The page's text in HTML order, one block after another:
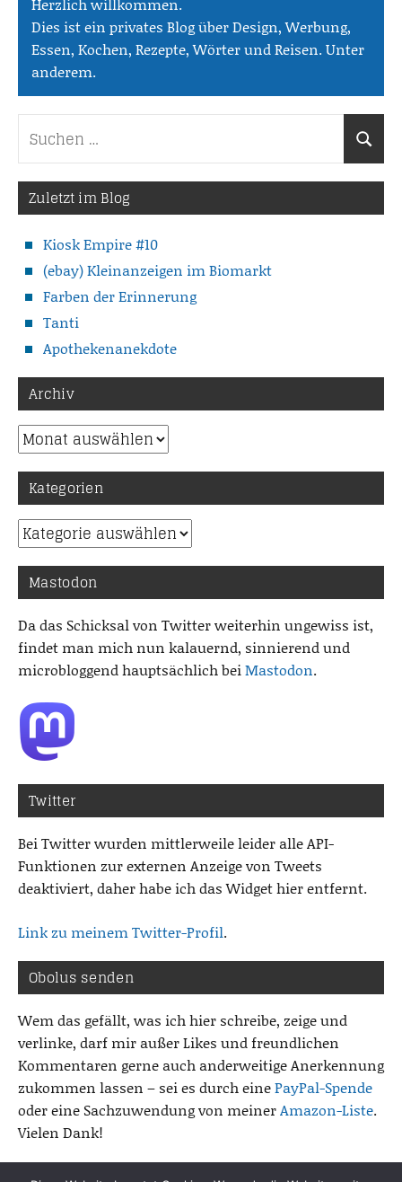
Herzlich willkommen.
Dies ist ein privates Blog über Design, Werbung,
Essen, Kochen, Rezepte, Wörter und Reisen. Unter
anderem.
Zuletzt im Blog
Kiosk Empire #10
(ebay) Kleinanzeigen im Biomarkt
Farben der Erinnerung
Tanti
Apothekenanekdote
Archiv
Archiv
Kategorien
Kategorien
Mastodon
Da das Schicksal von Twitter weiterhin ungewiss ist,
findet man mich nun kalauernd, sinnierend und
microbloggend hauptsächlich beiMastodon.
Twitter
Bei Twitter wurden mittlerweile leider alle API-
Funktionen zur externen Anzeige von Tweets
deaktiviert, daher habe ich das Widget hier entfernt.
Link zu meinem Twitter-Profil.
Obolus senden
Wem das gefällt, was ich hier schreibe, zeige und
verlinke, darf mir außer Likes und freundlichen
Kommentaren gerne auch anderweitige Anerkennung
zukommen lassen – sei es durch einePayPal-Spende
oder eine Sachzuwendung von meinerAmazon-Liste.
Vielen Dank!